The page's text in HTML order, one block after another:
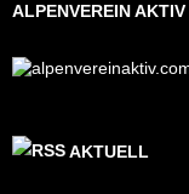
ALPENVEREIN AKTIV
AKTUELL